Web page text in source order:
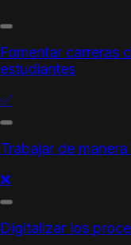
Fomentar carreras
estudiantes
✅
Trabajar de
❌
Digitalizar los